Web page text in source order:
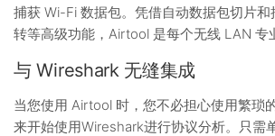
捕获 Wi-Fi 数据包。凭借自动数据包切片和
转等高级功能，Airtool 是每个无线 LAN 专
与 Wireshark 无缝集成
当您使用 Airtool 时，您不必担心使用繁琐
来开始使用Wireshark进行协议分析。只需